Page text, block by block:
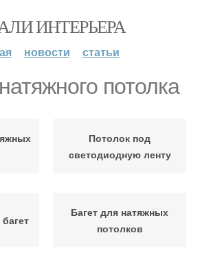
ИНТЕРЬЕРА
новости статьи
потолка
Потолок под
светодиодную ленту
Багет для натяжных
потолков